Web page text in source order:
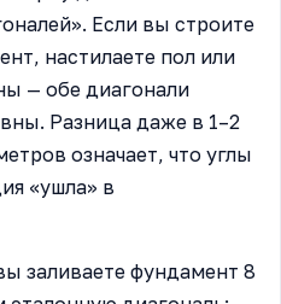
Если вы строите
настилаете пол или
— обе диагонали
Разница даже в 1–2
означает, что углы
«ушла» в
заливаете фундамент 8